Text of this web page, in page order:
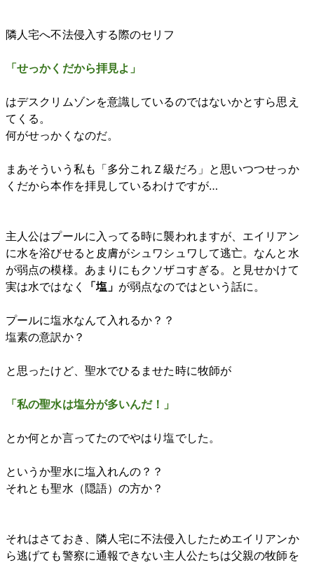
隣人宅へ不法侵入する際のセリフ
「せっかくだから拝見よ」
はデスクリムゾンを意識しているのではないかとすら思え
てくる。
何がせっかくなのだ。
まあそういう私も「多分これＺ級だろ」と思いつつせっか
くだから本作を拝見しているわけですが…
主人公はプールに入ってる時に襲われますが、エイリアン
に水を浴びせると皮膚がシュワシュワして逃亡。なんと水
が弱点の模様。あまりにもクソザコすぎる。と見せかけて
実は水ではなく
「塩」 が弱点なのではという話に。
プールに塩水なんて入れるか？？
塩素の意訳か？
と思ったけど、聖水でひるませた時に牧師が
「私の聖水は塩分が多いんだ！」
とか何とか言ってたのでやはり塩でした。
というか聖水に塩入れんの？？
それとも聖水（隠語）の方か？
それはさておき、隣人宅に不法侵入したためエイリアンか
ら逃げても警察に通報できない主人公たちは父親の牧師を